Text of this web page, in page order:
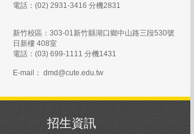
電話：(02) 2931-3416 分機2831
新竹校區：303-01新竹縣湖口鄉中山路三段530號
日新樓 408室
電話：(03) 699-1111 分機1431
E-mail： dmd@cute.edu.tw
招生資訊